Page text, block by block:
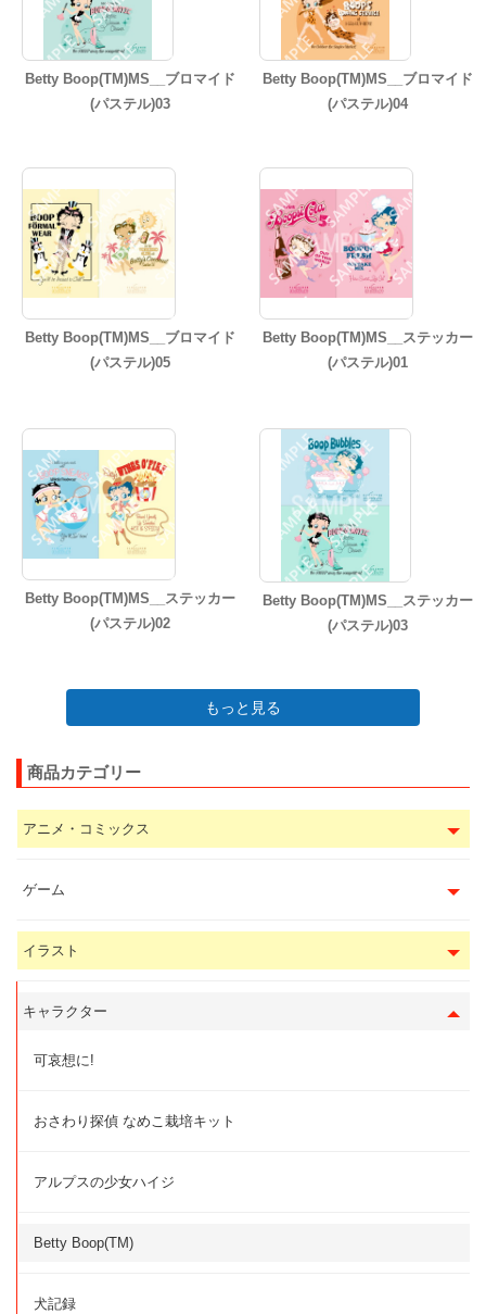
Betty Boop(TM)MS__ブロマイド
(パステル)03
Betty Boop(TM)MS__ブロマイド
(パステル)04
Betty Boop(TM)MS__ブロマイド
(パステル)05
Betty Boop(TM)MS__ステッカー
(パステル)01
Betty Boop(TM)MS__ステッカー
(パステル)02
Betty Boop(TM)MS__ステッカー
(パステル)03
もっと見る
商品カテゴリー
アニメ・コミックス
ゲーム
イラスト
キャラクター
可哀想に!
おさわり探偵 なめこ栽培キット
アルプスの少女ハイジ
Betty Boop(TM)
犬記録